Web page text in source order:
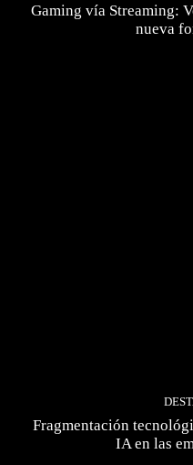
Gaming vía Streaming:
nueva
Fragmentación
IA en las